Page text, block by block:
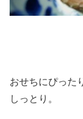
おせちにぴった
しっとり。